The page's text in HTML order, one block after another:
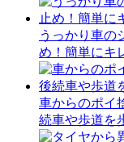
うっかり車の
め！簡単にキ
車からのポイ
続車や歩道を